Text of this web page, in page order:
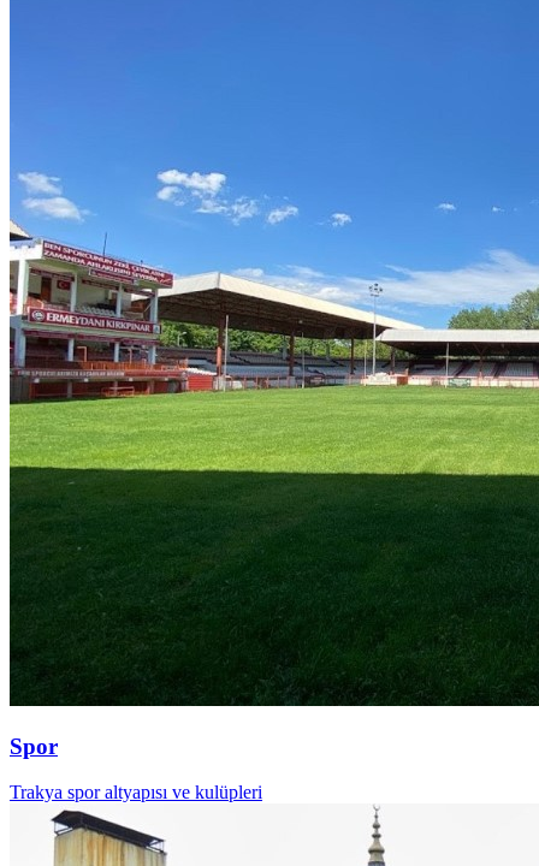
Spor
Trakya spor altyapısı ve kulüpleri